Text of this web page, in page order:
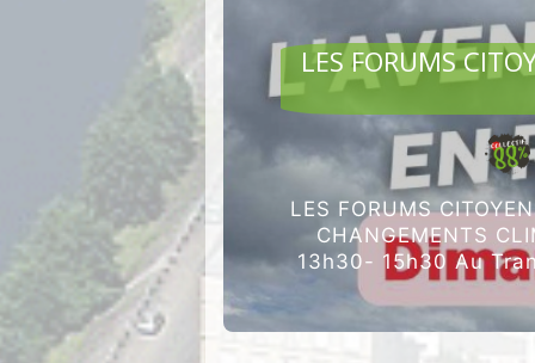
LES FORUMS
LES FORUMS
CHANGEMENTS
13h30- 15h30 Au
ET